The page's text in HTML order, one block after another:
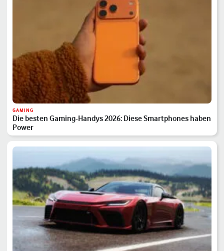
GAMING
Die besten Gaming-Handys 2026: Diese Smartphones haben
Power